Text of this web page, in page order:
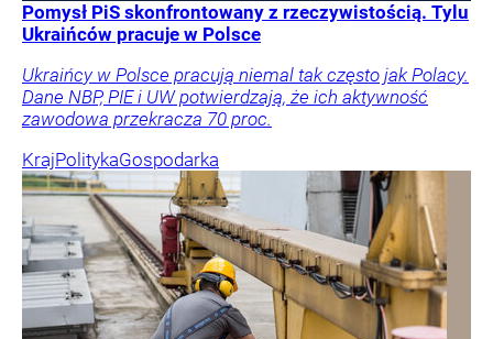
Pomysł PiS skonfrontowany z rzeczywistością. Tylu
Ukraińców pracuje w Polsce
Ukraińcy w Polsce pracują niemal tak często jak Polacy.
Dane NBP, PIE i UW potwierdzają, że ich aktywność
zawodowa przekracza 70 proc.
KrajPolitykaGospodarka